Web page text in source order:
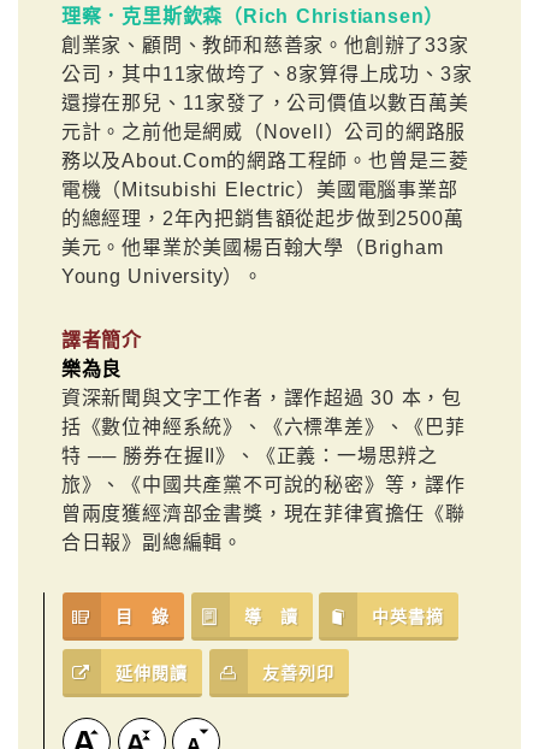
理察．克里斯欽森（Rich Christiansen）
創業家、顧問、教師和慈善家。他創辦了33家
公司，其中11家做垮了、8家算得上成功、3家
還撐在那兒、11家發了，公司價值以數百萬美
元計。之前他是網威（Novell）公司的網路服
務以及About.Com的網路工程師。也曾是三菱
電機（Mitsubishi Electric）美國電腦事業部
的總經理，2年內把銷售額從起步做到2500萬
美元。他畢業於美國楊百翰大學（Brigham
Young University）。
譯者簡介
樂為良
資深新聞與文字工作者，譯作超過 30 本，包
括《數位神經系統》、《六標準差》、《巴菲
特 ── 勝券在握II》、《正義：一場思辨之
旅》、《中國共產黨不可說的秘密》等，譯作
曾兩度獲經濟部金書獎，現在菲律賓擔任《聯
合日報》副總編輯。
目 錄 導 讀 中英書摘
延伸閱讀 友善列印